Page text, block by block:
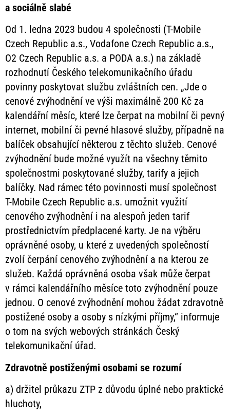
a sociálně slabé
Od 1. ledna 2023 budou 4 společnosti (T-Mobile
Czech Republic a.s., Vodafone Czech Republic a.s.,
O2 Czech Republic a.s. a PODA a.s.) na základě
rozhodnutí Českého telekomunikačního úřadu
povinny poskytovat službu zvláštních cen. „Jde o
cenové zvýhodnění ve výši maximálně 200 Kč za
kalendářní měsíc, které lze čerpat na mobilní či pevný
internet, mobilní či pevné hlasové služby, případně na
balíček obsahující některou z těchto služeb. Cenové
zvýhodnění bude možné využít na všechny těmito
společnostmi poskytované služby, tarify a jejich
balíčky. Nad rámec této povinnosti musí společnost
T-Mobile Czech Republic a.s. umožnit využití
cenového zvýhodnění i na alespoň jeden tarif
prostřednictvím předplacené karty. Je na výběru
oprávněné osoby, u které z uvedených společností
zvolí čerpání cenového zvýhodnění a na kterou ze
služeb. Každá oprávněná osoba však může čerpat
v rámci kalendářního měsíce toto zvýhodnění pouze
jednou. O cenové zvýhodnění mohou žádat zdravotně
postižené osoby a osoby s nízkými příjmy,“ informuje
o tom na svých webových stránkách Český
telekomunikační úřad.
Zdravotně postiženými osobami se rozumí
a) držitel průkazu ZTP z důvodu úplné nebo praktické
hluchoty,